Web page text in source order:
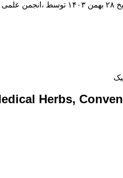
همایش بین المللی گیاهان دارویی
Herbs,